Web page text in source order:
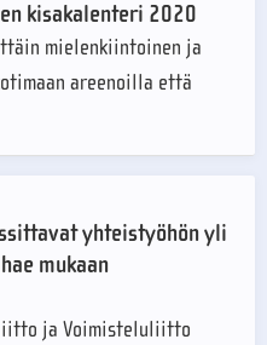
kisakalenteri 2020
mielenkiintoinen ja
areenoilla että
yhteistyöhön yli
mukaan
ja Voimisteluliitto